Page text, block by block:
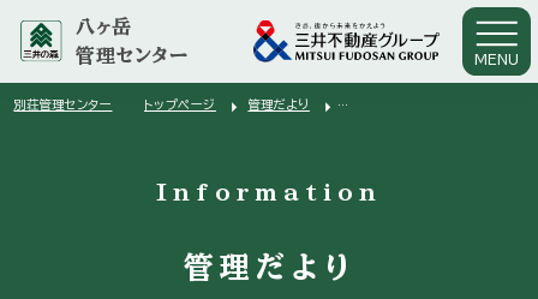
八ヶ岳
管理センター
MENU
別荘管理センター トップページ arrow_right 管理だより arrow_right
Information
管理だより